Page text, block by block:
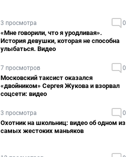
3 просмотра 0
«Мне говорили, что я уродливая».
История девушки, которая не способна
улыбаться. Видео
7 просмотров 0
Московский таксист оказался
«двойником» Сергея Жукова и взорвал
соцсети: видео
3 просмотра 0
Охотник на школьниц: видео об одном из
самых жестоких маньяков